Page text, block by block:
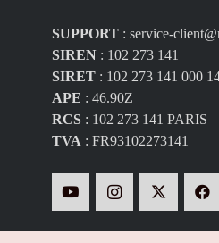
SUPPORT: service-
SIREN: 102 273 141
SIRET: 102 273 141 000
APE : 46.90Z
RCS: 102 273 141 PARIS
TVA: FR93102273141